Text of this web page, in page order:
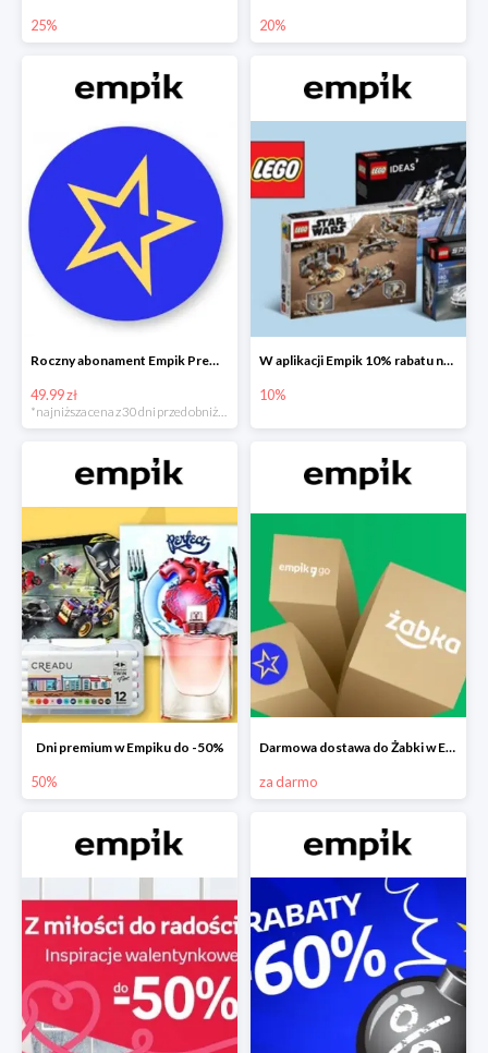
25% 20%
Roczny abonament Empik Premium w super cenie
49.99 zł
*najniższa cena z 30 dni przed obniżką
W aplikacji Empik 10% rabatu na klocki LEGO
10%
Dni premium w Empiku do -50%
50%
Darmowa dostawa do Żabki w Empiku
za darmo